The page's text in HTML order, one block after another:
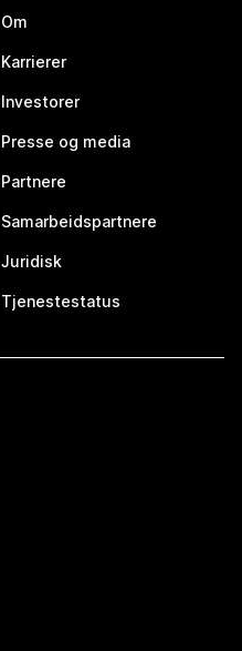
Om
Karrierer
Investorer
Presse og media
Partnere
Samarbeidspartnere
Juridisk
Tjenestestatus